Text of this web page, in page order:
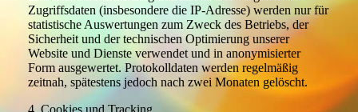
Zugriffsdaten (insbesondere die IP-Adresse) werden nur für
statistische Auswertungen zum Zweck des Betriebs, der
Sicherheit und der technischen Optimierung unserer
Website und Dienste verwendet und in anonymisierter
Form ausgewertet. Protokolldaten werden regelmäßig
zeitnah, spätestens jedoch nach zwei Monaten gelöscht.